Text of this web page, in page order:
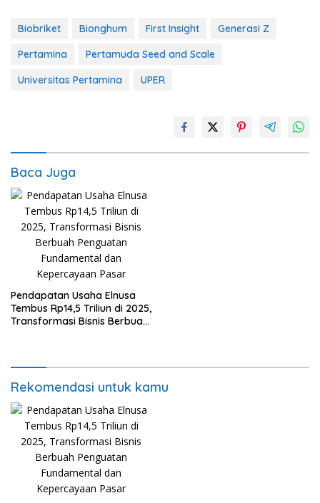
Biobriket Bionghum First Insight
Generasi Z
Pertamina
Pertamuda Seed and Scale
Universitas Pertamina
UPER
Baca Juga
Pendapatan Usaha Elnusa
Tembus Rp14,5 Triliun di 2025,
Transformasi Bisnis Berbuah
Rekomendasi untuk kamu